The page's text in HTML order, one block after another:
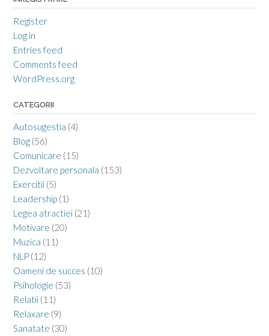
Register
Log in
Entries feed
Comments feed
WordPress.org
CATEGORII
Autosugestia (4)
Blog (56)
Comunicare (15)
Dezvoltare personala (153)
Exercitii (5)
Leadership (1)
Legea atractiei (21)
Motivare (20)
Muzica (11)
NLP (12)
Oameni de succes (10)
Psihologie (53)
Relatii (11)
Relaxare (9)
Sanatate (30)